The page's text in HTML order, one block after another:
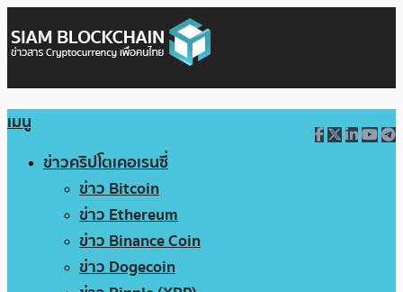
เมนู
ข่าวคริปโตเคอเรนซี่
ข่าว Bitcoin
ข่าว Ethereum
ข่าว Binance Coin
ข่าว Dogecoin